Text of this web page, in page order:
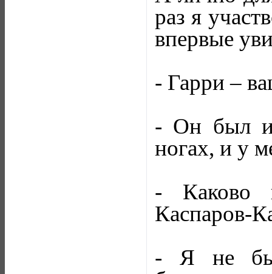
раз я
впервые
- Гарри –
- Он был
ногах, и у
- Каково
Каспаров-
- Я не